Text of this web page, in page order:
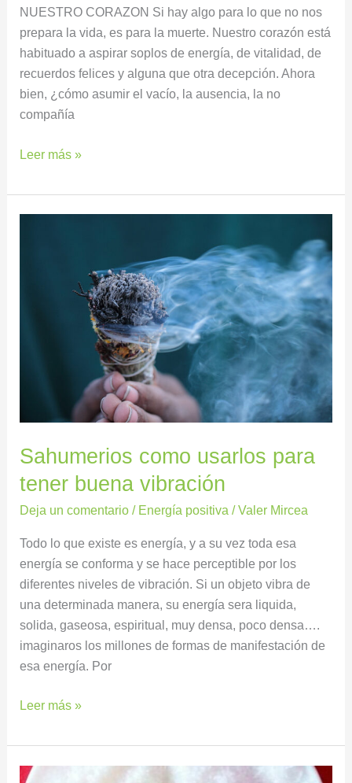
NUESTRO CORAZON Si hay algo para lo que no nos
prepara la vida, es para la muerte. Nuestro corazón está
habituado a aspirar soplos de energía, de vitalidad, de
recuerdos felices y alguna que otra decepción. Ahora
bien, ¿cómo asumir el vacío, la ausencia, la no
compañía
Leer más »
Sahumerios como usarlos para
tener buena vibración
Deja un comentario / Energía positiva /Valer Mircea
Todo lo que existe es energía, y a su vez toda esa
energía se conforma y se hace perceptible por los
diferentes niveles de vibración. Si un objeto vibra de
una determinada manera, su energía sera liquida,
solida, gaseosa, espiritual, muy densa, poco densa….
imaginaros los millones de formas de manifestación de
esa energía. Por
Leer más »
Elimina